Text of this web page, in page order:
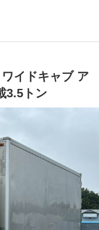
イドキャブ ア
3.5トン